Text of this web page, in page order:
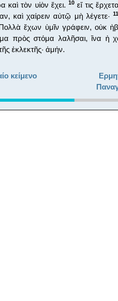
καὶ τὸν υἱὸν ἔχει.10 εἴ τις
καὶ χαίρειν αὐτῷ μὴ λέγετε·
ἔχων ὑμῖν γράφειν, οὐκ
πρὸς στόμα λαλῆσαι, ἵνα
ἐκλεκτῆς· ἀμήν.
κείμενο